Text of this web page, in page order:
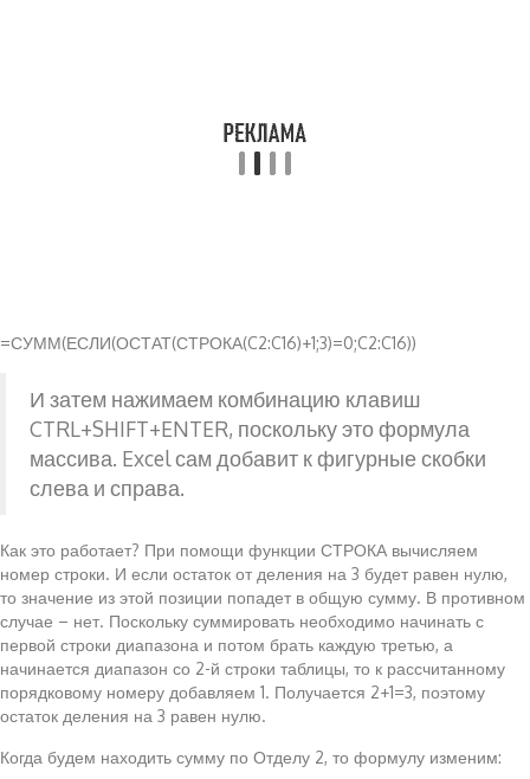
=СУММ(ЕСЛИ(ОСТАТ(СТРОКА(C2:C16)+1;3)=0;C2:C16))
И затем нажимаем комбинацию клавиш
CTRL+SHIFT+ENTER, поскольку это формула
массива. Excel сам добавит к фигурные скобки
слева и справа.
Как это работает? При помощи функции СТРОКА вычисляем
номер строки. И если остаток от деления на 3 будет равен нулю,
то значение из этой позиции попадет в общую сумму. В противном
случае – нет. Поскольку суммировать необходимо начинать с
первой строки диапазона и потом брать каждую третью, а
начинается диапазон со 2-й строки таблицы, то к рассчитанному
порядковому номеру добавляем 1. Получается 2+1=3, поэтому
остаток деления на 3 равен нулю.
Когда будем находить сумму по Отделу 2, то формулу изменим: